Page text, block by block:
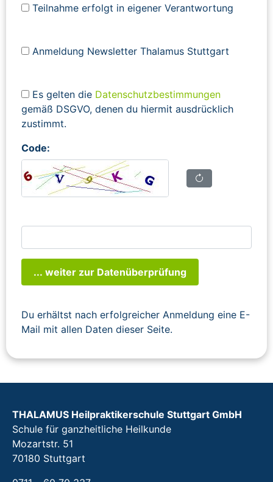
Teilnahme erfolgt in eigener Verantwortung
Anmeldung Newsletter Thalamus Stuttgart
Es gelten die Datenschutzbestimmungen
gemäß DSGVO, denen du hiermit ausdrücklich
zustimmt.
Code:
... weiter zur Datenüberprüfung
Du erhältst nach erfolgreicher Anmeldung eine E-
Mail mit allen Daten dieser Seite.
THALAMUS Heilpraktikerschule Stuttgart GmbH
Schule für ganzheitliche Heilkunde
Mozartstr. 51
70180 Stuttgart